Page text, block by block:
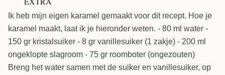
Ik heb mijn eigen karamel gemaakt voor dit recept. Hoe je
karamel maakt, laat ik je hieronder weten. - 80 ml water -
150 gr kristalsuiker - 8 gr vanillesuiker (1 zakje) - 200 ml
ongeklopte slagroom - 75 gr roomboter (ongezouten)
Breng het water samen met de suiker en vanillesuiker, op